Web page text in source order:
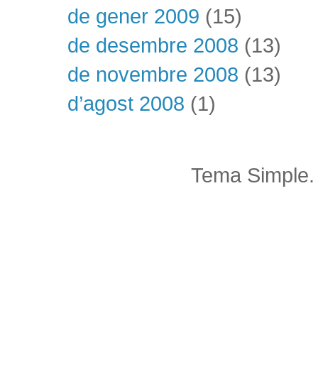
de gener 2009 (15)
de desembre 2008 (13)
de novembre 2008 (13)
d’agost 2008 (1)
Tema